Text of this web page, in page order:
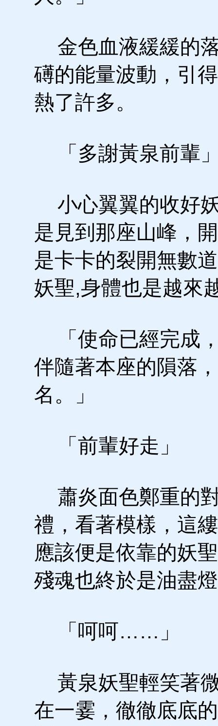
金色血液緩緩的
礡的能量波動，引
熱了許多。
「多謝黃泉前輩
小心翼翼的收好
是見到那座山峰，
是卡卡的裂開無數
妖聖,身體也是越來
「使命已經完成
伴隨著本座的隕落
名。」
「前輩好走」
蕭炎面色鄭重的
禮，看著模樣，這
應該便是依靠的妖
殘魂也終於是油盡
「呵呵……」
黃泉妖聖輕笑著
在一霎，徹徹底底